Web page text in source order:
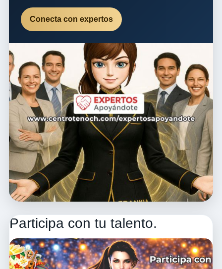
Conecta con expertos
Participa con tu talento.